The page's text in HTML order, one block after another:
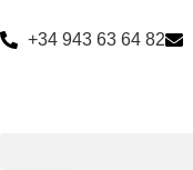
+34 943 63 64 82